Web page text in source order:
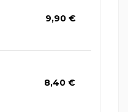
9,90 €
8,40 €